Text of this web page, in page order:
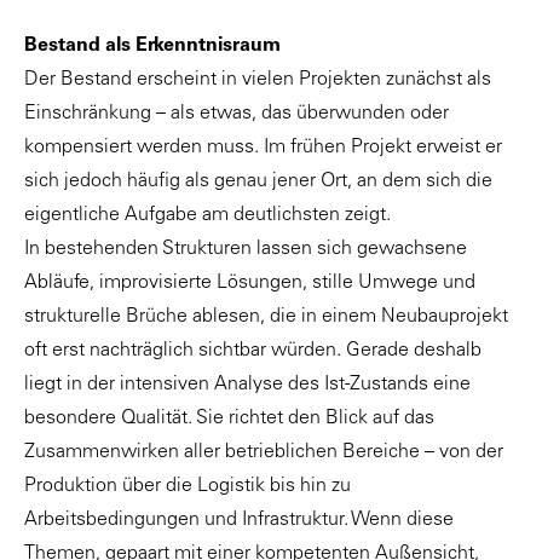
Bestand als Erkenntnisraum
Der Bestand erscheint in vielen Projekten zunächst als
Einschränkung – als etwas, das überwunden oder
kompensiert werden muss. Im frühen Projekt erweist er
sich jedoch häufig als genau jener Ort, an dem sich die
eigentliche Aufgabe am deutlichsten zeigt.
In bestehenden Strukturen lassen sich gewachsene
Abläufe, improvisierte Lösungen, stille Umwege und
strukturelle Brüche ablesen, die in einem Neubauprojekt
oft erst nachträglich sichtbar würden. Gerade deshalb
liegt in der intensiven Analyse des Ist-Zustands eine
besondere Qualität. Sie richtet den Blick auf das
Zusammenwirken aller betrieblichen Bereiche – von der
Produktion über die Logistik bis hin zu
Arbeitsbedingungen und Infrastruktur. Wenn diese
Themen, gepaart mit einer kompetenten Außensicht,